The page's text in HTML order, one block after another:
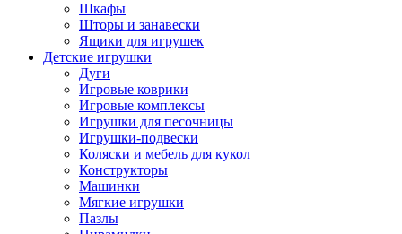
Шкафы
Шторы и занавески
Ящики для игрушек
Детские игрушки
Дуги
Игровые коврики
Игровые комплексы
Игрушки для песочницы
Игрушки-подвески
Коляски и мебель для кукол
Конструкторы
Машинки
Мягкие игрушки
Пазлы